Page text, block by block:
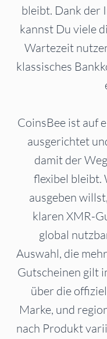
bleibt. Dank der
kannst Du viele
Wartezeit
klassisches
CoinsBee ist auf
ausgerichtet
damit der
flexibel bleibt.
ausgeben
klaren XMR-
global
Auswahl, die
Gutscheinen gilt
über die
Marke, und
nach Produkt